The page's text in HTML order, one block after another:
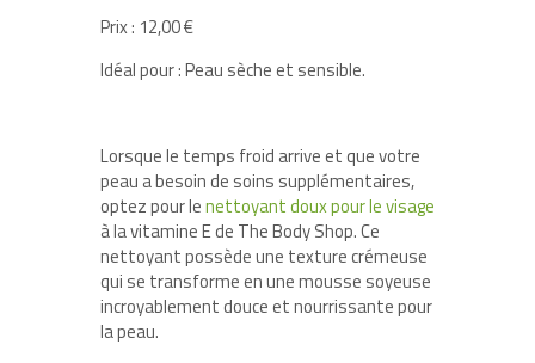
Prix : 12,00 €
Idéal pour : Peau sèche et sensible.
Lorsque le temps froid arrive et que votre
peau a besoin de soins supplémentaires,
optez pour lenettoyant doux pour le visage
à la vitamine E de The Body Shop. Ce
nettoyant possède une texture crémeuse
qui se transforme en une mousse soyeuse
incroyablement douce et nourrissante pour
la peau.